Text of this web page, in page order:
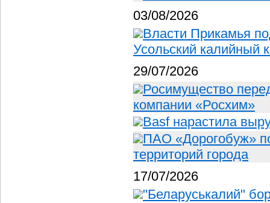
03/08/2026
Власти Прикамья
Усольский
29/07/2026
Росимущество
компании «Росхим»
Basf нарастила
ПАО «Дорогобуж»
территорий города
17/07/2026
"Беларуськалий"